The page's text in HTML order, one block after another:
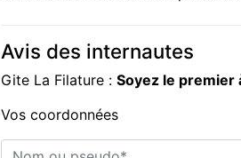
Avis des internautes
Gite La Filature : Soyez le premier
Vos coordonnées
Nom ou pseudo*